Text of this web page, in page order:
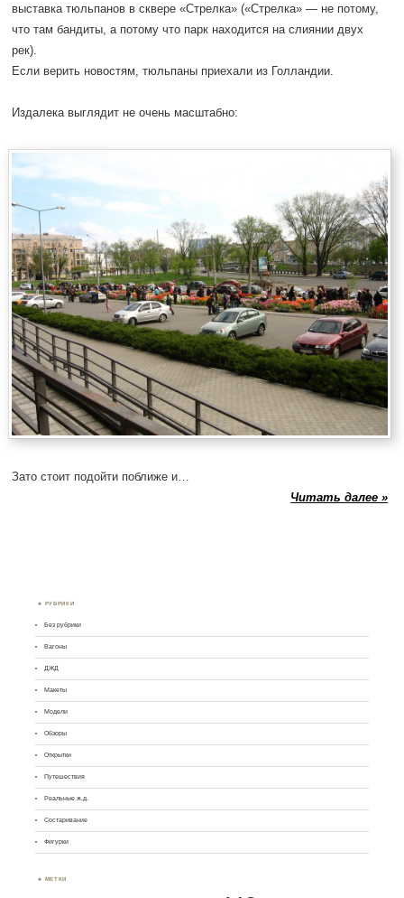
выставка тюльпанов в сквере «Стрелка» («Стрелка» — не потому,
что там бандиты, а потому что парк находится на слиянии двух
рек).
Если верить новостям, тюльпаны приехали из Голландии.
Издалека выглядит не очень масштабно:
Зато стоит подойти поближе и…
Читать далее »
РУБРИКИ
Без рубрики
Вагоны
ДЖД
Макеты
Модели
Обзоры
Открытки
Путешествия
Реальные ж.д.
Состаривание
Фигурки
МЕТКИ